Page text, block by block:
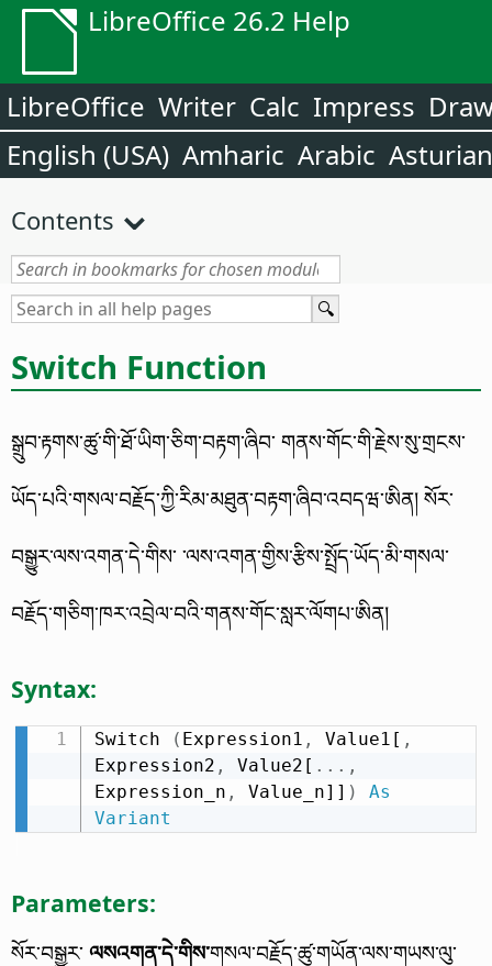
LibreOffice 26.2 Help
LibreOffice Writer Calc Impress
English (USA) Amharic Arabic Asturian
Contents
Switch Function
སྒྲུབ་རྟགས་ཚུ་གི་ཐོ་ཡིག་ཅིག་བརྟག་ཞིབ་ གནས་གོང་གི་རྗེས་སུ་གྲངས་
ཡོད་པའི་གསལ་བརྗོད་ཀྱི་རིམ་མཐུན་བརྟག་ཞིབ་འབདཝ་ཨིན། སོར་
བསྒྱུར་ལས་འགན་དེ་གིས་ ་ལས་འགན་གྱིས་རྩིས་སྤྲོད་ཡོད་མི་གསལ་
བརྗོད་གཅིག་ཁར་འབྲེལ་བའི་གནས་གོང་སླར་ལོགཔ་ཨིན།
Syntax:
Switch ( Expression1 , Value1[ ,
Expression2 , Value2[ . . . ,
Expression_n , Value_n]] )
As
Variant
Parameters:
སོར་བསྒྱུར་ ལསའགན་དེ་གིས་གསལ་བརྗོད་ཚུ་གཡོན་ལས་གཡས་ལུ་